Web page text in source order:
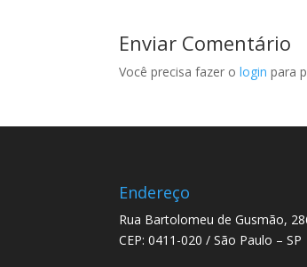
Enviar Comentário
Você precisa fazer ologin para
Endereço
Rua Bartolomeu de Gusmão,
CEP: 0411-020 / São Paulo – SP